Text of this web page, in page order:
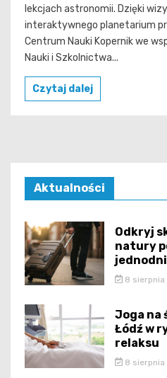
lekcjach astronomii. Dzięki
interaktywnego planetarium
Centrum Nauki Kopernik we
Nauki i Szkolnictwa...
Czytaj dalej
Aktualności
Odkryj
natury
8 sierpnia
Joga na
Łódź w
relaksu
8 sierpnia